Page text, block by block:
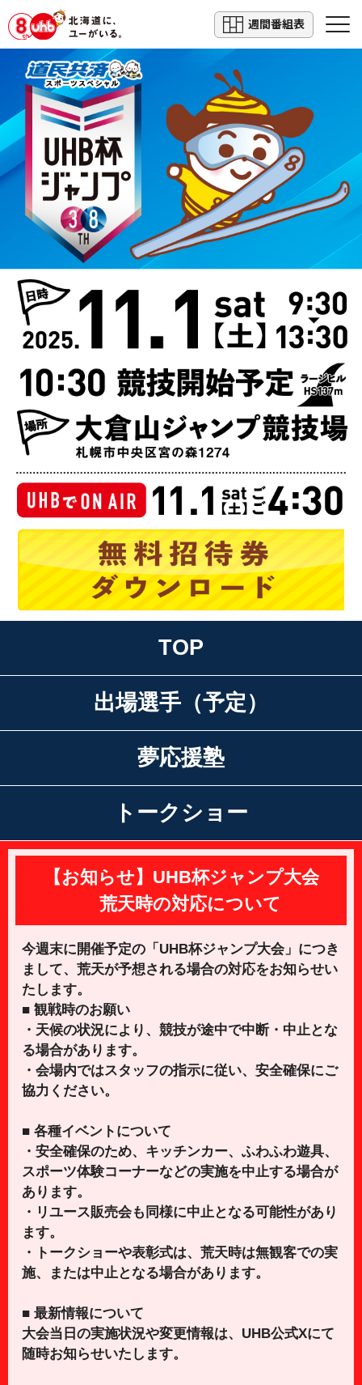
週間番組表
無
TOP
出場選手（予定）
夢応援塾
トークショー
【お知らせ】UHB杯ジャンプ大会
荒天時の対応について
今週末に開催予定の「UHB杯ジャンプ大会」につき
まして、荒天が予想される場合の対応をお知らせい
たします。
■ 観戦時のお願い
・天候の状況により、競技が途中で中断・中止とな
る場合があります。
・会場内ではスタッフの指示に従い、安全確保にご
協力ください。
■ 各種イベントについて
・安全確保のため、キッチンカー、ふわふわ遊具、
スポーツ体験コーナーなどの実施を中止する場合が
あります。
・リユース販売会も同様に中止となる可能性があり
ます。
・トークショーや表彰式は、荒天時は無観客での実
施、または中止となる場合があります。
■ 最新情報について
大会当日の実施状況や変更情報は、UHB公式Xにて
随時お知らせいたします。